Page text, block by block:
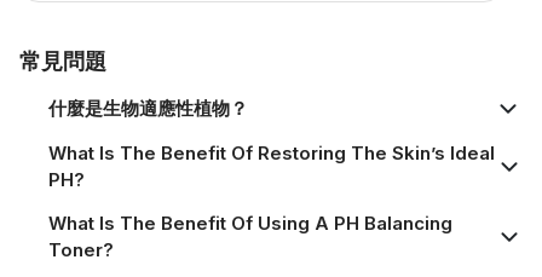
常見問題
什麼是生物適應性植物？
What Is The Benefit Of Restoring The Skin’s Ideal
PH?
What Is The Benefit Of Using A PH Balancing
Toner?